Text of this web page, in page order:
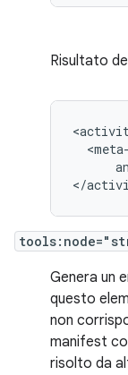
Risultato
</
Genera un
questo
non
manifest
risolto da